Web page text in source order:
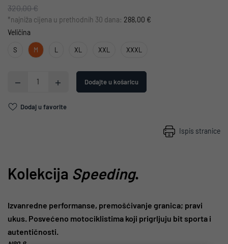
320,00 €
*najniža cijena u prethodnih 30 dana: 288,00 €
Veličina
S M L XL XXL XXXL
Dodajte u košaricu
Dodaj u favorite
Ispis stranice
Kolekcija Speeding.
Izvanredne performanse, premošćivanje granica; pravi
ukus. Posvećeno motociklistima koji prigrljuju bit sporta i
autentičnosti.